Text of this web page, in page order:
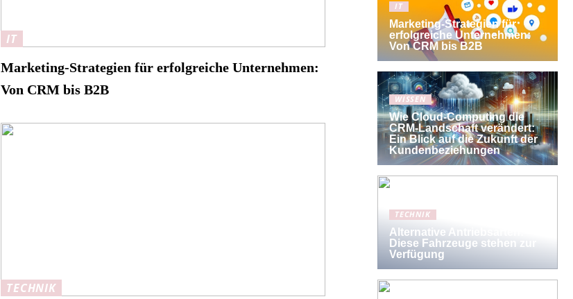
IT
Marketing-Strategien für erfolgreiche Unternehmen:
Von CRM bis B2B
TECHNIK
IT
Marketing-Strategien für
erfolgreiche Unternehmen:
Von CRM bis B2B
WISSEN
Wie Cloud-Computing die
CRM-Landschaft verändert:
Ein Blick auf die Zukunft der
Kundenbeziehungen
TECHNIK
Alternative Antriebsarten:
Diese Fahrzeuge stehen zur
Verfügung